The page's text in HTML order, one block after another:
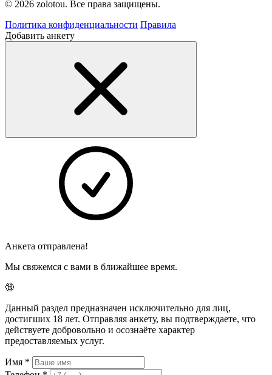
© 2026 zolotou. Все права защищены.
Политика конфиденциальности Правила
Добавить анкету
Анкета отправлена!
Мы свяжемся с вами в ближайшее время.
🔞
Данный раздел предназначен исключительно для лиц,
достигших 18 лет. Отправляя анкету, вы подтверждаете, что
действуете добровольно и осознаёте характер
предоставляемых услуг.
Имя *